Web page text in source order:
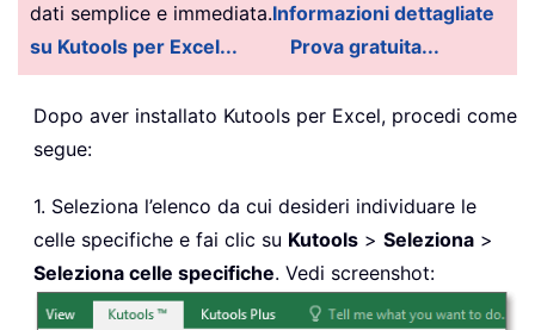
dati semplice e immediata.Informazioni dettagliate
su Kutools per Excel...
Prova gratuita...
Dopo aver installato Kutools per Excel, procedi come
segue:
1. Seleziona l’elenco da cui desideri individuare le
celle specifiche e fai clic su Kutools > Seleziona >
Seleziona celle specifiche. Vedi screenshot: